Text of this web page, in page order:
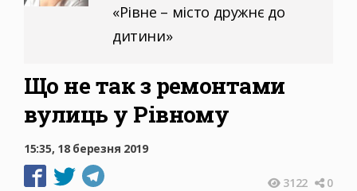
«Рівне – місто дружнє до
дитини»
Що не так з ремонтами
вулиць у Рівному
15:35, 18 березня 2019
3122 0